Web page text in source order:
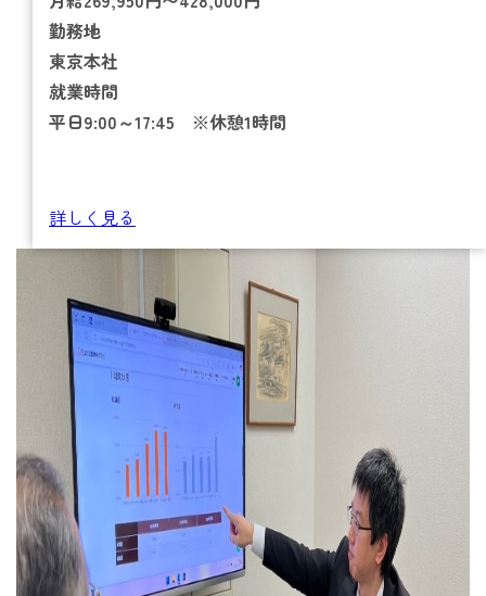
勤務地
東京本社
就業時間
平日9:00～17:45 ※休憩1時間
詳しく見る